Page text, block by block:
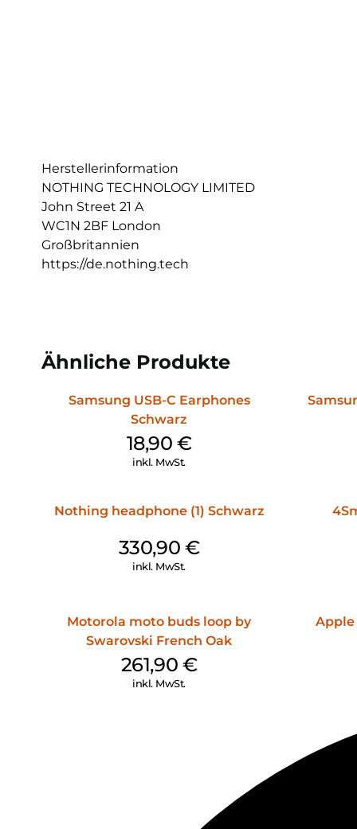
Herstellerinformation
NOTHING TECHNOLOGY LIMITED
John Street 21 A
WC1N 2BF London
Großbritannien
https://de.nothing.tech
Ähnliche Produkte
Samsung USB-C Earphones
Schwarz
18,90 €
inkl. MwSt.
Nothing headphone (1) Schwarz
330,90 €
inkl. MwSt.
Motorola moto buds loop by
Swarovski French Oak
261,90 €
inkl. MwSt.
Apple